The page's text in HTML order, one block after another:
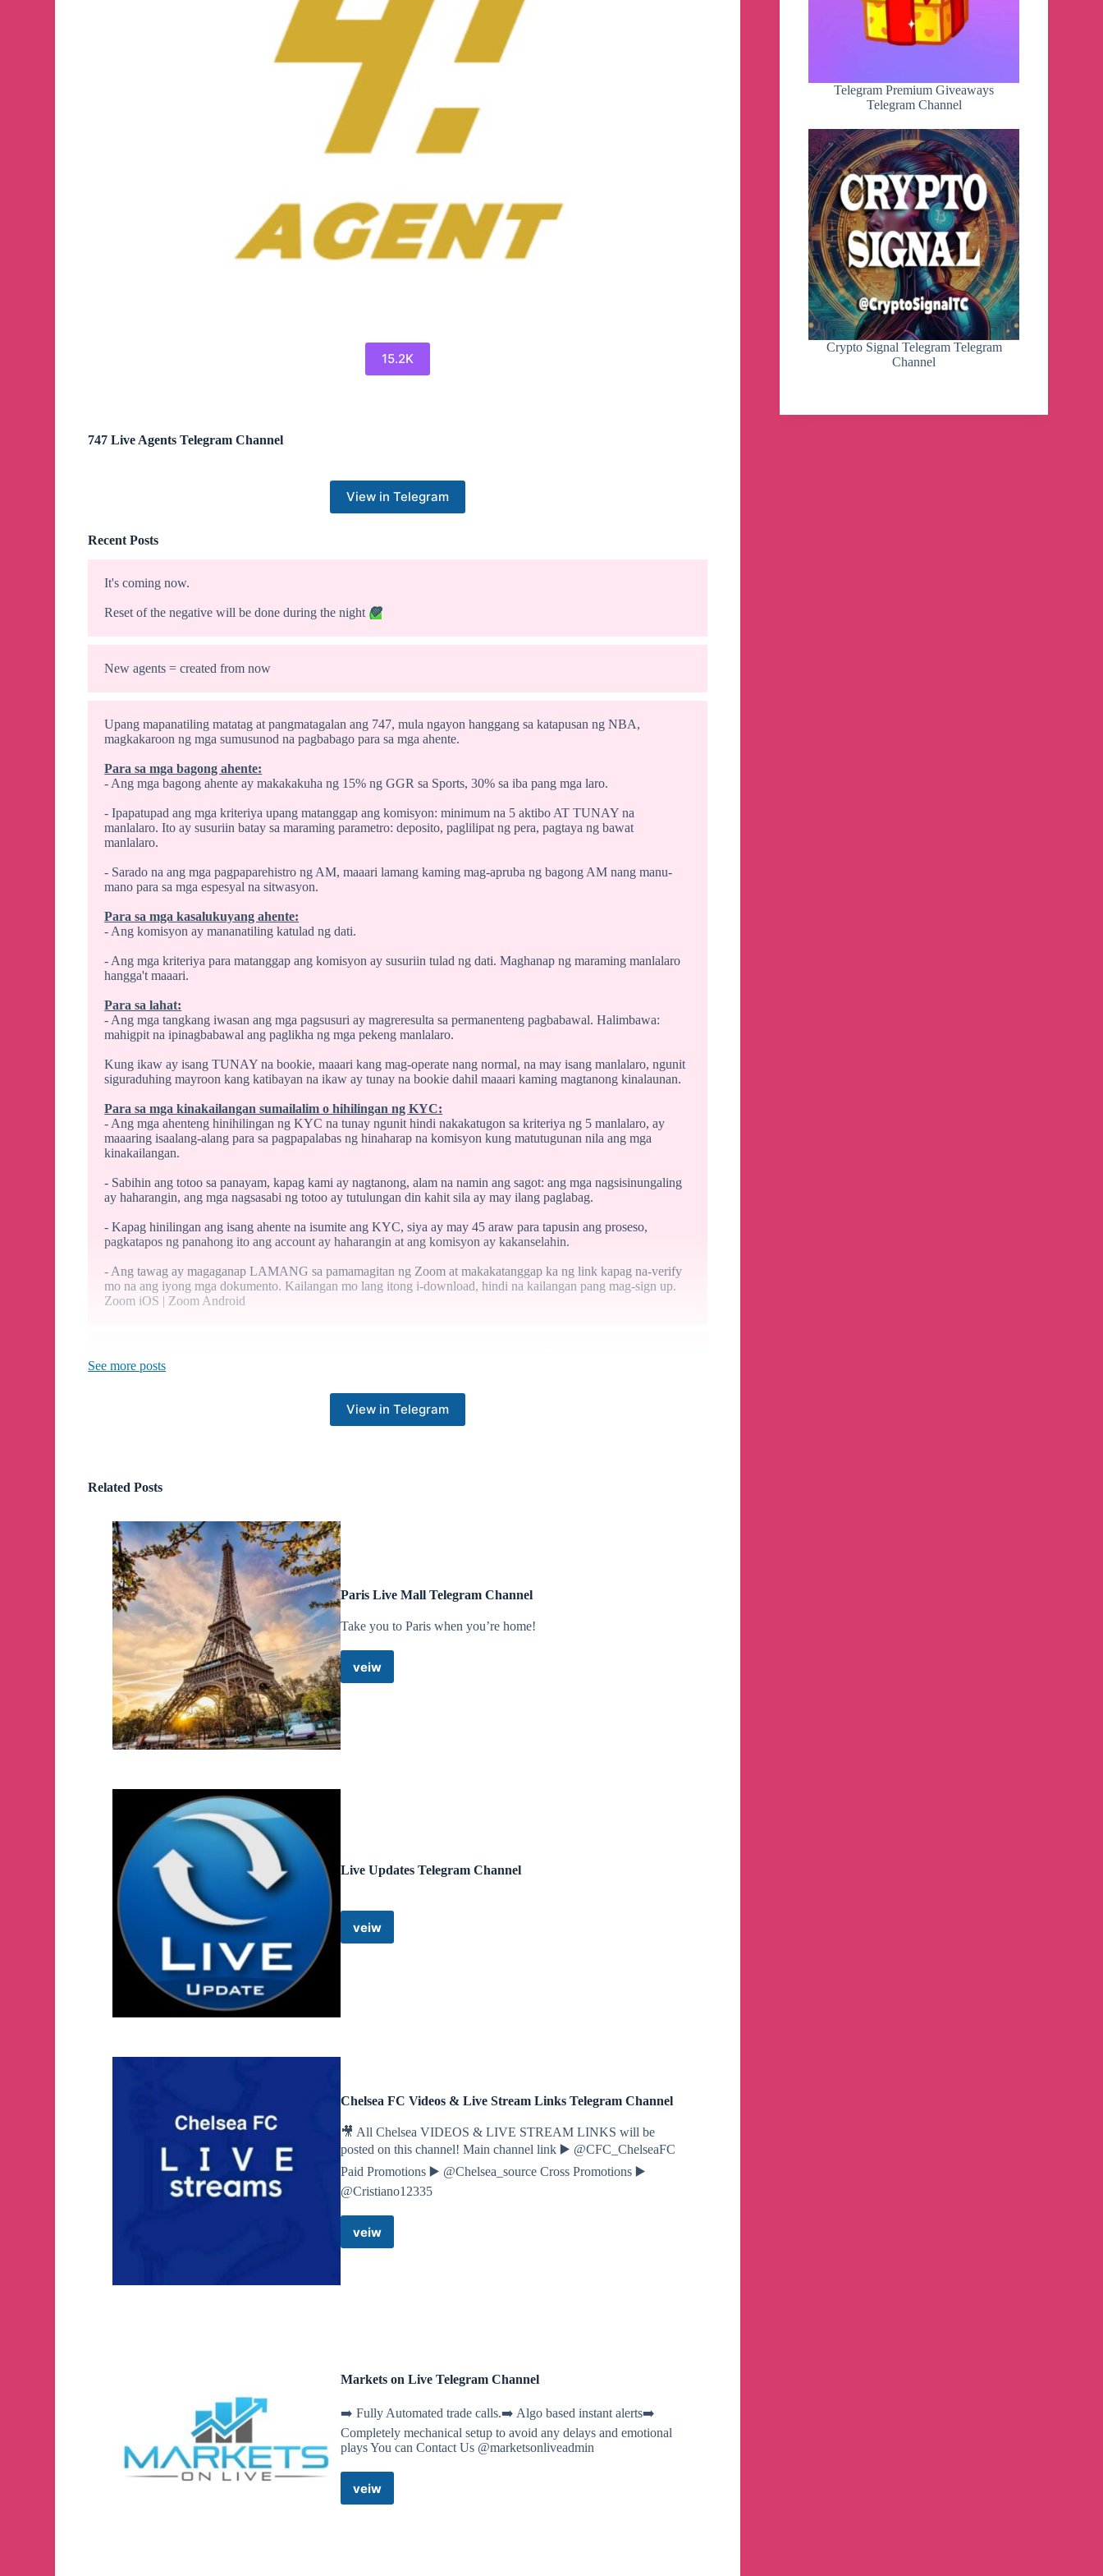
15.2K
747 Live Agents Telegram Channel
View in Telegram
Recent Posts
It's coming now.
Reset of the negative will be done during the night 💚
New agents = created from now
Upang mapanatiling matatag at pangmatagalan ang 747, mula ngayon hanggang sa katapusan ng NBA,
magkakaroon ng mga sumusunod na pagbabago para sa mga ahente.
Para sa mga bagong ahente:
- Ang mga bagong ahente ay makakakuha ng 15% ng GGR sa Sports, 30% sa iba pang mga laro.
- Ipapatupad ang mga kriteriya upang matanggap ang komisyon: minimum na 5 aktibo AT TUNAY na
manlalaro. Ito ay susuriin batay sa maraming parametro: deposito, paglilipat ng pera, pagtaya ng bawat
manlalaro.
- Sarado na ang mga pagpaparehistro ng AM, maaari lamang kaming mag-apruba ng bagong AM nang manu-
mano para sa mga espesyal na sitwasyon.
Para sa mga kasalukuyang ahente:
- Ang komisyon ay mananatiling katulad ng dati.
- Ang mga kriteriya para matanggap ang komisyon ay susuriin tulad ng dati. Maghanap ng maraming manlalaro
hangga't maaari.
Para sa lahat:
- Ang mga tangkang iwasan ang mga pagsusuri ay magreresulta sa permanenteng pagbabawal. Halimbawa:
mahigpit na ipinagbabawal ang paglikha ng mga pekeng manlalaro.
Kung ikaw ay isang TUNAY na bookie, maaari kang mag-operate nang normal, na may isang manlalaro, ngunit
siguraduhing mayroon kang katibayan na ikaw ay tunay na bookie dahil maaari kaming magtanong kinalaunan.
Para sa mga kinakailangan sumailalim o hihilingan ng KYC:
- Ang mga ahenteng hinihilingan ng KYC na tunay ngunit hindi nakakatugon sa kriteriya ng 5 manlalaro, ay
maaaring isaalang-alang para sa pagpapalabas ng hinaharap na komisyon kung matutugunan nila ang mga
kinakailangan.
- Sabihin ang totoo sa panayam, kapag kami ay nagtanong, alam na namin ang sagot: ang mga nagsisinungaling
ay haharangin, ang mga nagsasabi ng totoo ay tutulungan din kahit sila ay may ilang paglabag.
- Kapag hinilingan ang isang ahente na isumite ang KYC, siya ay may 45 araw para tapusin ang proseso,
pagkatapos ng panahong ito ang account ay haharangin at ang komisyon ay kakanselahin.
- Ang tawag ay magaganap LAMANG sa pamamagitan ng Zoom at makakatanggap ka ng link kapag na-verify
mo na ang iyong mga dokumento. Kailangan mo lang itong i-download, hindi na kailangan pang mag-sign up.
Zoom iOS | Zoom Android
Team Ehdiwin, one of our loyal pioneers at 747 got rewarded, and he’s not the only one
⚠️Please carefully monitor your network to avoid that frauds happening in your downlines get your account
suspended.
The red envelope is fully redeemed! Thank you @live747casino - 747.
500/500
25,000/25,000 PHPT
👑 sakuragiii10 - 56.67 PHPT
🔻Lester Rey - 44.83 PHPT
Marlon - 50.47 PHPT
Athena - 53.55 PHPT
Genuine - 46.97 PHPT
Marvin - 46.22 PHPT
MG - 46.98 PHPT
♥️🤍🖤🤎💜💙💚💛🧡- 54.68 PHPT
Trishia Mae - 51.07 PHPT
Joveyy - 52.66 PHPT
Yhs1225 - 55.94 PHPT
bernice0804 - 55.82 PHPT
asta_0221 - 46.61 PHPT
mihikachakma - 50.19 PHPT
Jian - 52.01 PHPT
Dawgg - 53.11 PHPT
Team sheena 747 - 48.72 PHPT
christinejatico - 49.68 PHPT
sakuragiii10 - 56.67 PHPT
sheilzki - 47.67 PHPT...
Voucher redeemed🤑- W9D GBV 04 01 24
Happy April fools’ day everyone, don’t hate me for this joke
Good morning my dear agents, for this cutoff, all commissions will be doubled
We are back online. Thanks for your patience.
65k agents are being paid now💸
Dear agents, I’m sorry for this delay. I have observed some cases where the commission was not calculated
We are checking once again to be 100% fair with all of you.
In the meantime I have released 2m as low commission rebate and negative recovery rebate for the month of
February to more than 6,000 agents.
See more posts
View in Telegram
Related Posts
Paris Live Mall Telegram Channel
Take you to Paris when you’re home!
veiw
Paris
Live Updates Telegram Channel
veiw
Live
Chelsea FC Videos & Live Stream Links Telegram Channel
🎥 All Chelsea VIDEOS & LIVE STREAM LINKS will be
posted on this channel! Main channel link ▶️ @CFC_ChelseaFC
Paid Promotions ▶️ @Chelsea_source Cross Promotions ▶️
@Cristiano12335
veiwChelsea
Markets on Live Telegram Channel
➡️ Fully Automated trade calls.➡️ Algo based instant alerts➡️
Completely mechanical setup to avoid any delays and emotional
plays You can Contact Us @marketsonliveadmin
veiwMarkets
Telegram Premium Giveaways
Telegram Channel
Crypto Signal Telegram Telegram
Channel